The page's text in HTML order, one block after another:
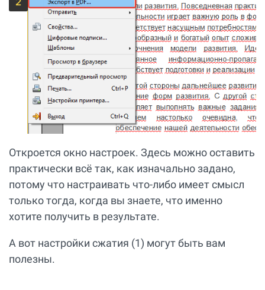
Откроется окно настроек. Здесь можно оставить
практически всё так, как изначально задано,
потому что настраивать что-либо имеет смысл
только тогда, когда вы знаете, что именно
хотите получить в результате.
А вот настройки сжатия (1) могут быть вам
полезны.